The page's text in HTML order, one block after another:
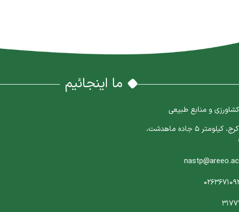
و منابع طبیعی
آدرس : استان البرز، کرج، کیلومتر 5 جاده ماهدشت،
ما اینجائیم